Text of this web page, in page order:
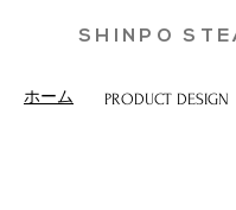
S H I N P O S T E
ホーム PRODUCT DESIGN